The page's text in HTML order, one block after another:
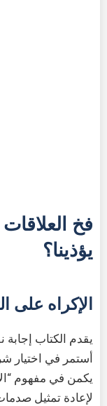
فخ
يؤذينا؟
الإكراه على
يقدم الكتاب إجابة
أستمر في اختيار
يكمن في مفهوم
لإعادة تمثيل